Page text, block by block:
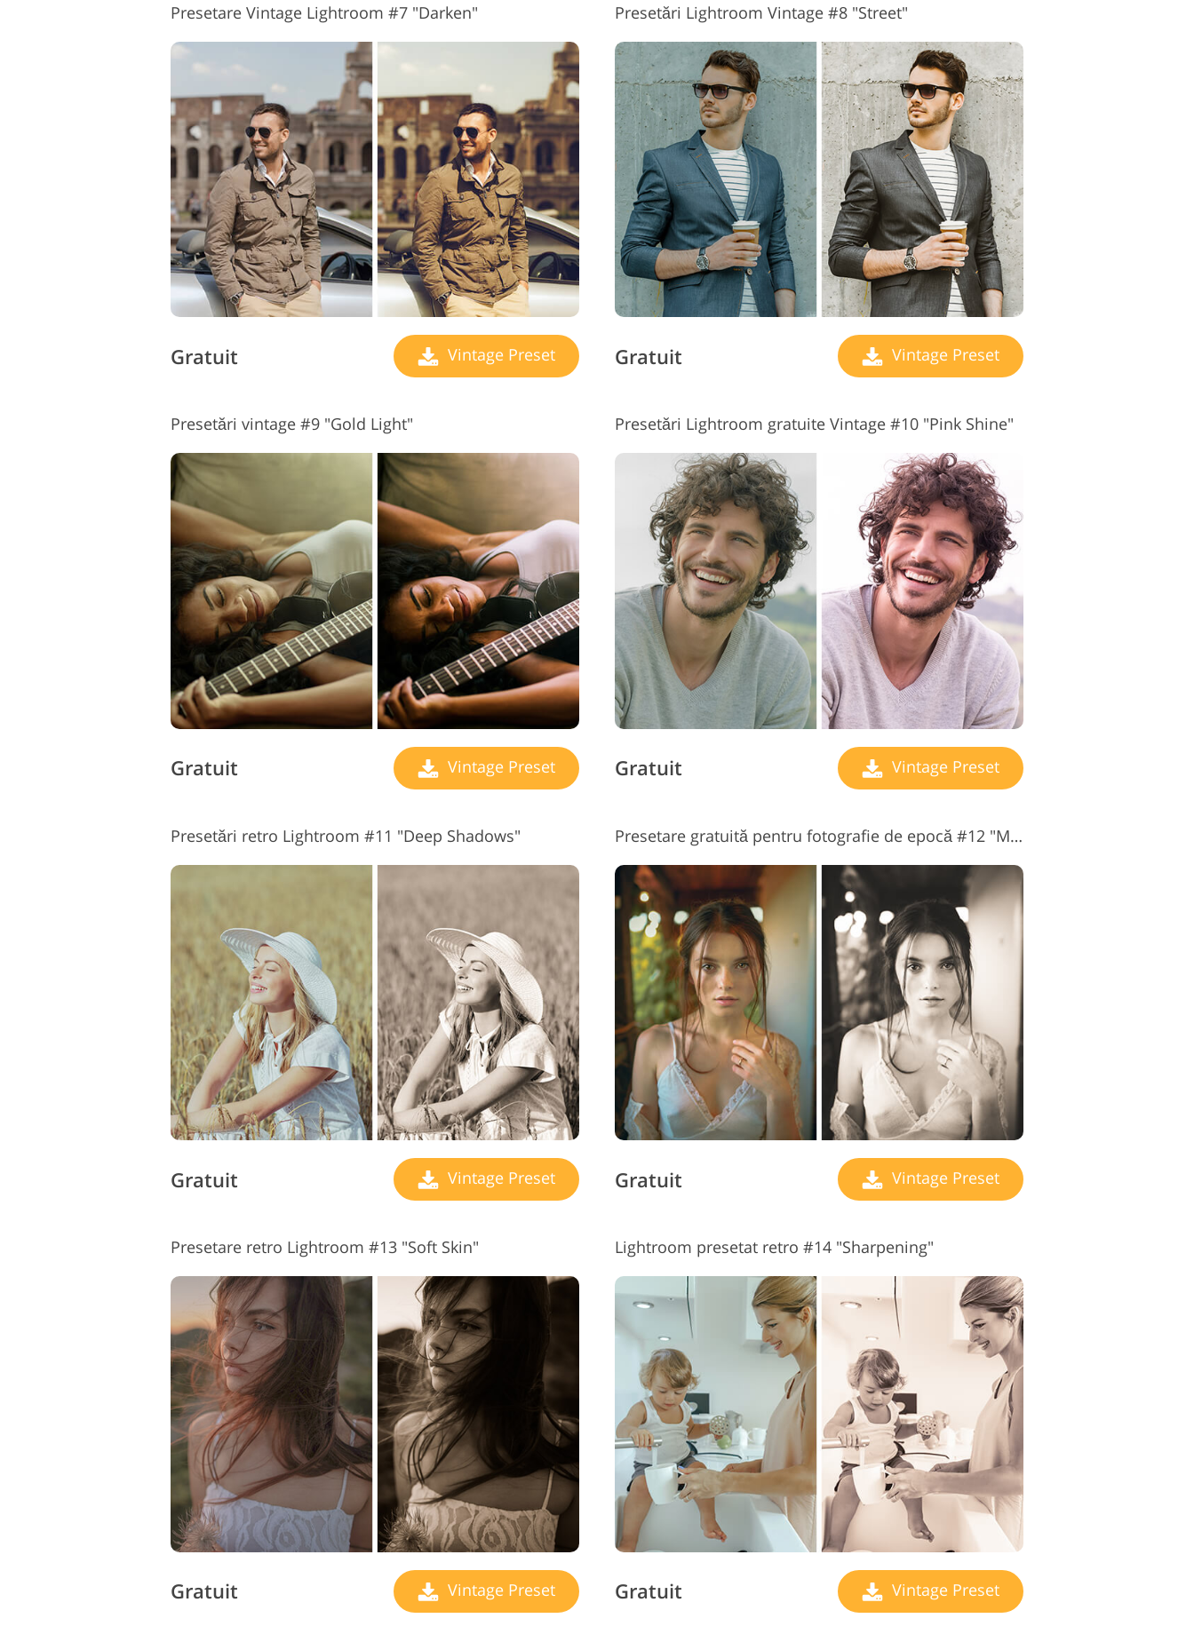
Presetare Vintage Lightroom #7 "Darken"
Gratuit Vintage Preset
Presetări Lightroom Vintage #8 "Street"
Gratuit Vintage Preset
Presetări vintage #9 "Gold Light"
Gratuit Vintage Preset
Presetări Lightroom gratuite Vintage #10 "Pink Shine"
Gratuit Vintage Preset
Presetări retro Lightroom #11 "Deep Shadows"
Gratuit Vintage Preset
Presetare gratuită pentru fotografie de epocă #12 "Matte"
Gratuit Vintage Preset
Presetare retro Lightroom #13 "Soft Skin"
Gratuit Vintage Preset
Lightroom presetat retro #14 "Sharpening"
Gratuit Vintage Preset